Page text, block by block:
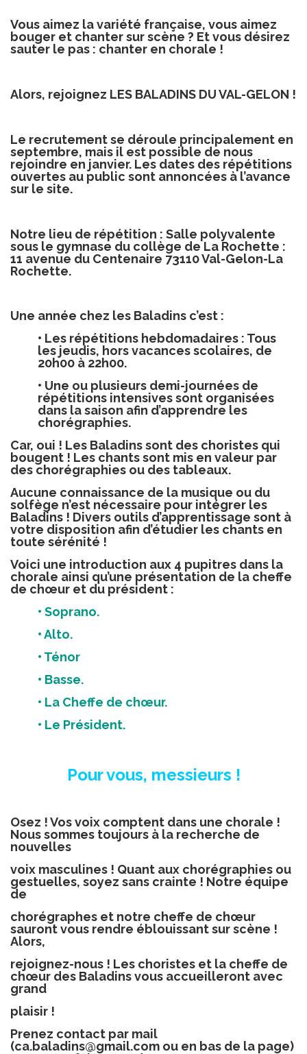
Vous aimez la variété française, vous aimez
bouger et chanter sur scène ? Et vous désirez
sauter le pas : chanter en chorale !
Alors, rejoignez LES BALADINS DU VAL-GELON !
Le recrutement se déroule principalement en
septembre, mais il est possible de nous
rejoindre en janvier. Les dates des répétitions
ouvertes au public sont annoncées à l’avance
sur le site.
Notre lieu de répétition : Salle polyvalente
sous le gymnase du collège de La Rochette :
11 avenue du Centenaire 73110 Val-Gelon-La
Rochette.
Une année chez les Baladins c’est :
• Les répétitions hebdomadaires : Tous
les jeudis, hors vacances scolaires, de
20h00 à 22h00.
• Une ou plusieurs demi-journées de
répétitions intensivessont organisées
dans la saison afin d’apprendre les
chorégraphies.
Car, oui ! Les Baladins sont des choristes qui
bougent ! Les chants sont mis en valeur par
des chorégraphies ou des tableaux.
Aucune connaissance de la musique ou du
solfège n’est nécessaire pour intégrer les
Baladins ! Divers outils d’apprentissage sont à
votre disposition afin d’étudier les chants en
toute sérénité !
Voici une introduction aux 4 pupitres dans la
chorale ainsi qu’une présentation de la cheffe
de chœur et du président :
• Soprano.
• Alto.
• Ténor
• Basse.
• La Cheffe de chœur.
• Le Président.
Pour vous, messieurs !
Osez ! Vos voix comptent dans une chorale !
Nous sommes toujours à la recherche de
nouvelles
voix masculines ! Quant aux chorégraphies ou
gestuelles, soyez sans crainte ! Notre équipe
de
chorégraphes et notre cheffe de chœur
sauront vous rendre éblouissant sur scène !
Alors,
rejoignez-nous ! Les choristes et la cheffe de
chœur des Baladins vous accueilleront avec
grand
plaisir !
Prenez contact par mail
(ca.baladins@gmail.com ou en bas de la page)